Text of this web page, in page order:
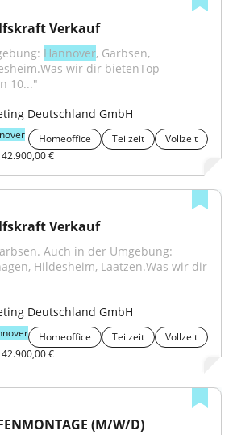
Verkauf
Hannover, Garbsen,
wir dir bietenTop
10..."
Deutschland GmbH
Homeoffice Teilzeit
Vollzeit
€
Verkauf
Hildesheim, Laatzen.Was wir dir
Deutschland GmbH
Homeoffice Teilzeit
Vollzeit
€
(M/W/D)